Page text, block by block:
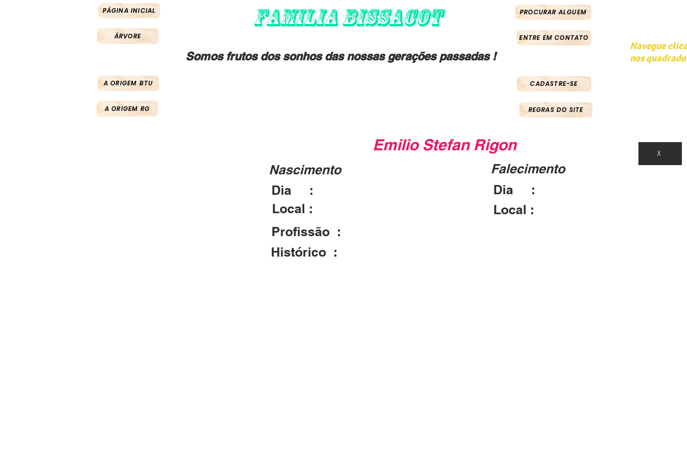
PÁGINA INICIAL
ÁRVORE
FAMILIA BISSACOT PROCURAR ALGUEM
ENTRE EM CONTATO
Somos frutos dos sonhos das nossas gerações passadas !
Navegue
nos
A ORIGEM BTU
A ORIGEM RG
CADASTRE-SE
REGRAS DO SITE
Emilio Stefan Rigon
Nascimento
Local :
Falecimento
Dia :
Local :
Dia :
Profissão :
Histórico :
X